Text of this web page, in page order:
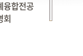
융합전공
회